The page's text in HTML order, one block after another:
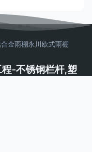
优质施工服务，焕新城
达集团打造涪陵改善型
金雨棚永川欧式雨棚
-不锈钢栏杆,塑